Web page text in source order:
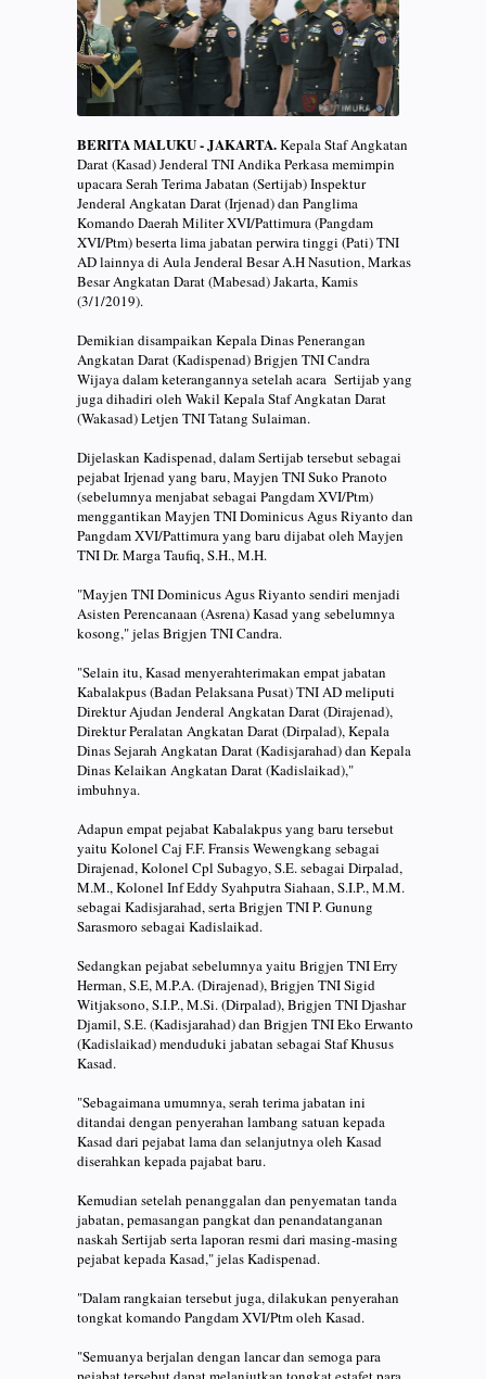
BERITA MALUKU - JAKARTA.Kepala Staf Angkatan
Darat (Kasad) Jenderal TNI Andika Perkasa memimpin
upacara Serah Terima Jabatan (Sertijab) Inspektur
Jenderal Angkatan Darat (Irjenad) dan Panglima
Komando Daerah Militer XVI/Pattimura (Pangdam
XVI/Ptm) beserta lima jabatan perwira tinggi (Pati) TNI
AD lainnya di Aula Jenderal Besar A.H Nasution, Markas
Besar Angkatan Darat (Mabesad) Jakarta, Kamis
(3/1/2019).
Demikian disampaikan Kepala Dinas Penerangan
Angkatan Darat (Kadispenad) Brigjen TNI Candra
Wijaya dalam keterangannya setelah acara Sertijab yang
juga dihadiri oleh Wakil Kepala Staf Angkatan Darat
(Wakasad) Letjen TNI Tatang Sulaiman.
Dijelaskan Kadispenad, dalam Sertijab tersebut sebagai
pejabat Irjenad yang baru, Mayjen TNI Suko Pranoto
(sebelumnya menjabat sebagai Pangdam XVI/Ptm)
menggantikan Mayjen TNI Dominicus Agus Riyanto dan
Pangdam XVI/Pattimura yang baru dijabat oleh Mayjen
TNI Dr. Marga Taufiq, S.H., M.H.
"Mayjen TNI Dominicus Agus Riyanto sendiri menjadi
Asisten Perencanaan (Asrena) Kasad yang sebelumnya
kosong," jelas Brigjen TNI Candra.
"Selain itu, Kasad menyerahterimakan empat jabatan
Kabalakpus (Badan Pelaksana Pusat) TNI AD meliputi
Direktur Ajudan Jenderal Angkatan Darat (Dirajenad),
Direktur Peralatan Angkatan Darat (Dirpalad), Kepala
Dinas Sejarah Angkatan Darat (Kadisjarahad) dan Kepala
Dinas Kelaikan Angkatan Darat (Kadislaikad),"
imbuhnya.
Adapun empat pejabat Kabalakpus yang baru tersebut
yaitu Kolonel Caj F.F. Fransis Wewengkang sebagai
Dirajenad, Kolonel Cpl Subagyo, S.E. sebagai Dirpalad,
M.M., Kolonel Inf Eddy Syahputra Siahaan, S.I.P., M.M.
sebagai Kadisjarahad, serta Brigjen TNI P. Gunung
Sarasmoro sebagai Kadislaikad.
Sedangkan pejabat sebelumnya yaitu Brigjen TNI Erry
Herman, S.E, M.P.A. (Dirajenad), Brigjen TNI Sigid
Witjaksono, S.I.P., M.Si. (Dirpalad), Brigjen TNI Djashar
Djamil, S.E. (Kadisjarahad) dan Brigjen TNI Eko Erwanto
(Kadislaikad) menduduki jabatan sebagai Staf Khusus
Kasad.
"Sebagaimana umumnya, serah terima jabatan ini
ditandai dengan penyerahan lambang satuan kepada
Kasad dari pejabat lama dan selanjutnya oleh Kasad
diserahkan kepada pajabat baru.
Kemudian setelah penanggalan dan penyematan tanda
jabatan, pemasangan pangkat dan penandatanganan
naskah Sertijab serta laporan resmi dari masing-masing
pejabat kepada Kasad," jelas Kadispenad.
"Dalam rangkaian tersebut juga, dilakukan penyerahan
tongkat komando Pangdam XVI/Ptm oleh Kasad.
"Semuanya berjalan dengan lancar dan semoga para